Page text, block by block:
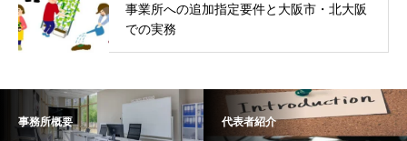
事業所への追加指定要件と大阪市・北大阪
での実務
事務所概要 代表者紹介